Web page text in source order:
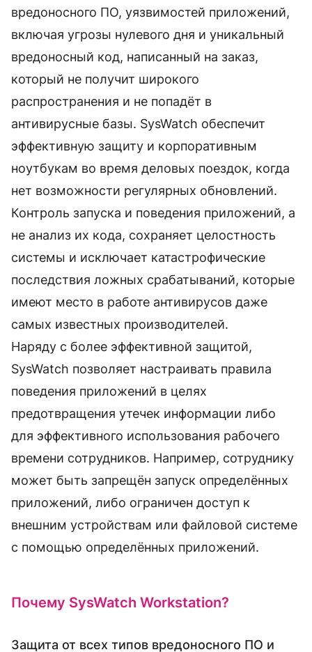
вредоносного ПО, уязвимостей приложений,
включая угрозы нулевого дня и уникальный
вредоносный код, написанный на заказ,
который не получит широкого
распространения и не попадёт в
антивирусные базы. SysWatch обеспечит
эффективную защиту и корпоративным
ноутбукам во время деловых поездок, когда
нет возможности регулярных обновлений.
Контроль запуска и поведения приложений, а
не анализ их кода, сохраняет целостность
системы и исключает катастрофические
последствия ложных срабатываний, которые
имеют место в работе антивирусов даже
самых известных производителей.
Наряду с более эффективной защитой,
SysWatch позволяет настраивать правила
поведения приложений в целях
предотвращения утечек информации либо
для эффективного использования рабочего
времени сотрудников. Например, сотруднику
может быть запрещён запуск определённых
приложений, либо ограничен доступ к
внешним устройствам или файловой системе
с помощью определённых приложений.
Почему SysWatch Workstation?
Защита от всех типов вредоносного ПО и